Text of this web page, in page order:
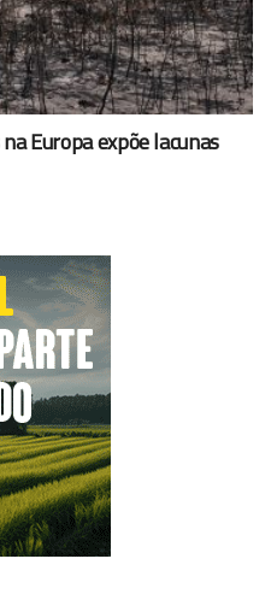
Europa expõe lacunas